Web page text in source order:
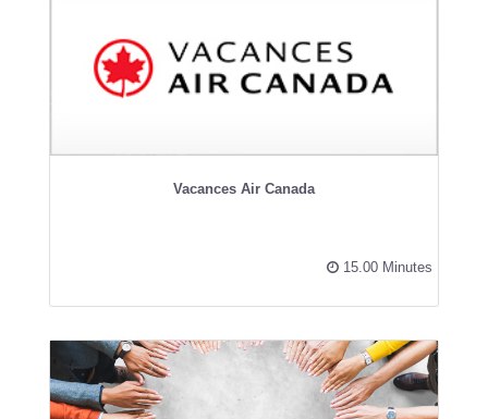
Vacances Air Canada
15.00 Minutes